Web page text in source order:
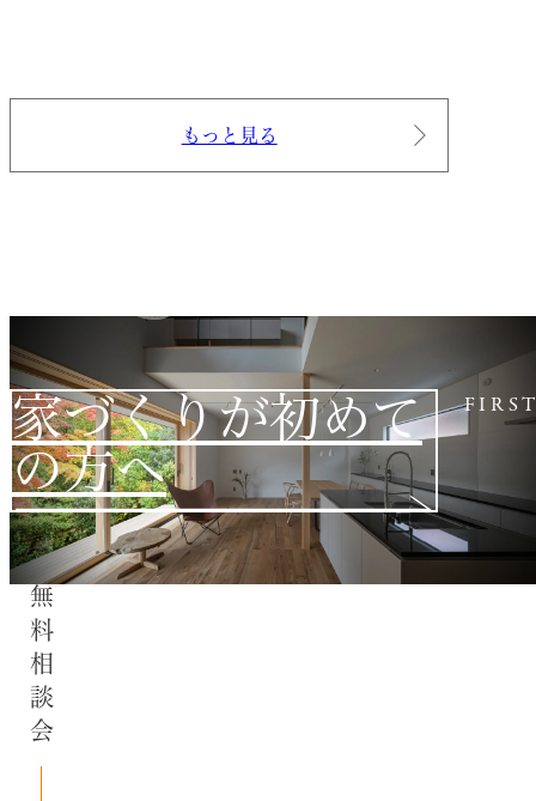
もっと見る
家づくりが初めて
の方へ
無料相談会